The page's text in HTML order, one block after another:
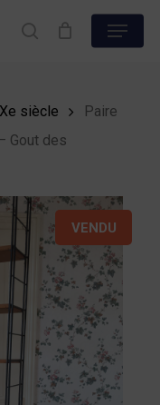
search
Menu
siècle
Paire
Gout des
VENDU